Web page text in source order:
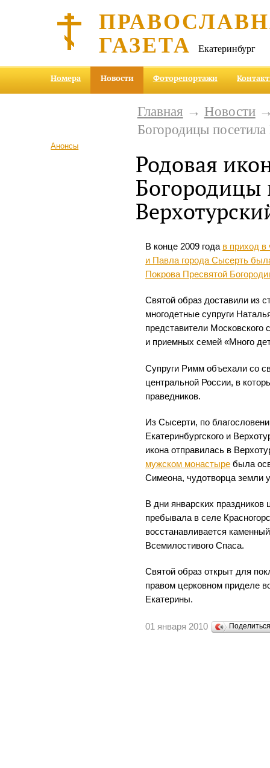
ГАЗЕТА Екатеринбург
Номера Новости Фоторепортажи
Анонсы
Главная → Новости→
Богородицы
Родовая
Богородицы
В конце 2009 года в приход
и Павла города Сысерть
Покрова Пресвятой
Святой образ доставили из
многодетные супруги
представители Московского
и приемных семей «Много
Супруги Римм объехали со
центральной России, в
праведников.
Из Сысерти, по
Екатеринбургского и
икона отправилась в
мужском монастыре была
Симеона, чудотворца земли
В дни январских праздников
пребывала в селе
восстанавливается
Всемилостивого Спаса.
Святой образ открыт для
правом церковном приделе
Екатерины.
01 января 2010